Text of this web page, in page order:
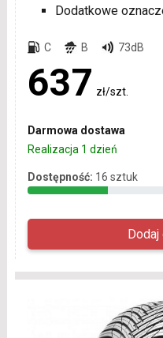
Dodatkowe
C B 73dB
637 zł/szt.
Darmowa dostawa
Realizacja 1 dzień
Dostępność: 16 sztuk